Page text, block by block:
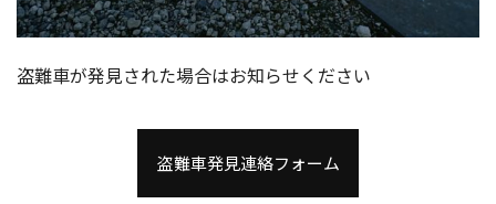
盗難車が発見された場合はお知らせください
盗難車発見連絡フォーム